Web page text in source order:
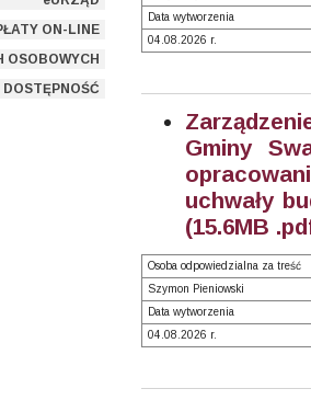
ON-LINE
OSOBOWYCH
DOSTĘPNOŚĆ
Data wytworzenia
04.08.2026 r.
Gminy
uchwały
(15.6MB
Osoba odpowiedzialna za treść
Szymon Pieniowski
Data wytworzenia
04.08.2026 r.